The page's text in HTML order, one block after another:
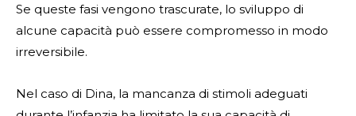
Se queste fasi vengono trascurate, lo sviluppo di
alcune capacità può essere compromesso in modo
irreversibile.
Nel caso di Dina, la mancanza di stimoli adeguati